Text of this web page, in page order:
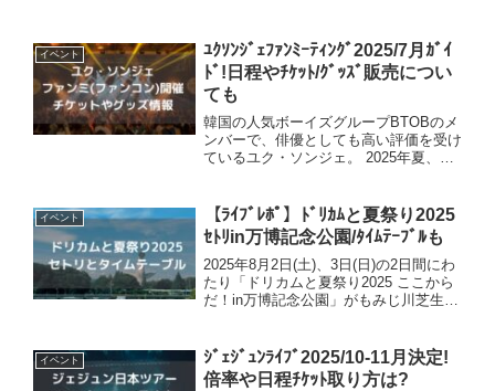
イベント
ﾕｸｿﾝｼﾞｪﾌｧﾝﾐｰﾃｨﾝｸﾞ2025/7月ｶﾞｲ
ﾄﾞ!日程やﾁｹｯﾄ/ｸﾞｯｽﾞ販売につい
ても
韓国の人気ボーイズグループBTOBのメ
ンバーで、俳優としても高い評価を受け
ているユク・ソンジェ。 2025年夏、神
ケット情報についてお伝えしていきま
す。 ユク・ソンジ...
イベント
【ﾗｲﾌﾞﾚﾎﾟ】ﾄﾞﾘｶﾑと夏祭り2025
ｾﾄﾘin万博記念公園/ﾀｲﾑﾃｰﾌﾞﾙも
2025年8月2日(土)、3日(日)の2日間にわ
たり「ドリカムと夏祭り2025 ここから
だ！in万博記念公園」がもみじ川芝生広
ントです。屋台があったり、ラストには
花火...
イベント
ｼﾞｪｼﾞｭﾝﾗｲﾌﾞ2025/10-11月決定!
倍率や日程ﾁｹｯﾄ取り方は?